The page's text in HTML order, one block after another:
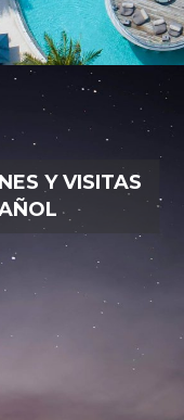
Y VISITAS